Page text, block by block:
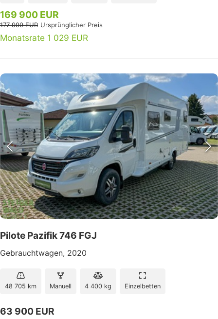
169 900 EUR
177 999 EUR Ursprünglicher Preis
Monatsrate 1 029 EUR
Pilote Pazifik 746 FGJ
Gebrauchtwagen, 2020
48 705 km Manuell 4 400 kg Einzelbetten
63 900 EUR